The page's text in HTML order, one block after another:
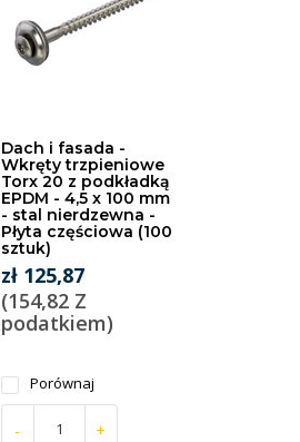
Dach i fasada -
Wkręty trzpieniowe
Torx 20 z podkładką
EPDM - 4,5 x 100 mm
- stal nierdzewna -
Płyta częściowa (100
sztuk)
zł 125,87
(154,82 Z
podatkiem)
Porównaj
- +